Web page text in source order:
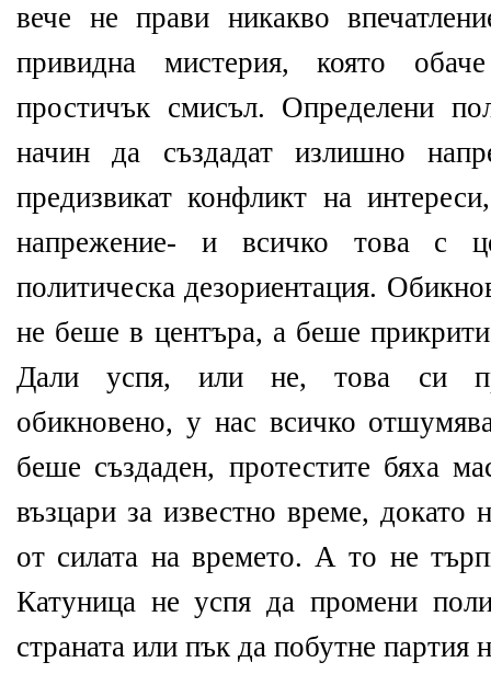
вече не прави никакво
привидна мистерия, която
простичък смисъл. Определени
начин да създадат излишно
предизвикат конфликт на
напрежение- и всичко това с
политическа дезориентация.
не беше в центъра, а беше
Дали успя, или не, това си
обикновено, у нас всичко
беше създаден, протестите бяха
възцари за известно време, докато
от силата на времето. А то не
Катуница не успя да промени
страната или пък да побутне партия